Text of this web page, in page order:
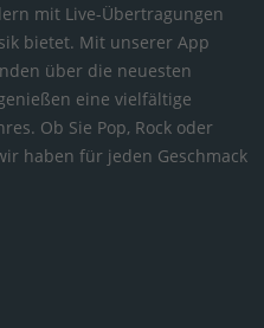
mit Live-Übertragungen
bietet. Mit unserer App
über die neuesten
eine vielfältige
Ob Sie Pop, Rock oder
haben für jeden Geschmack